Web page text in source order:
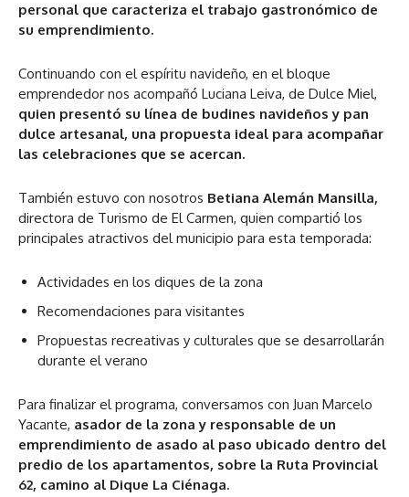
personal que caracteriza el trabajo gastronómico de
su emprendimiento.
Continuando con el espíritu navideño, en el bloque
emprendedor nos acompañó Luciana Leiva, de Dulce Miel,
quien presentó su línea de budines navideños y pan
dulce artesanal, una propuesta ideal para acompañar
las celebraciones que se acercan.
También estuvo con nosotros Betiana Alemán Mansilla,
directora de Turismo de El Carmen, quien compartió los
principales atractivos del municipio para esta temporada:
Actividades en los diques de la zona
Recomendaciones para visitantes
Propuestas recreativas y culturales que se desarrollarán
durante el verano
Para finalizar el programa, conversamos con Juan Marcelo
Yacante, asador de la zona y responsable de un
emprendimiento de asado al paso ubicado dentro del
predio de los apartamentos, sobre la Ruta Provincial
62, camino al Dique La Ciénaga.